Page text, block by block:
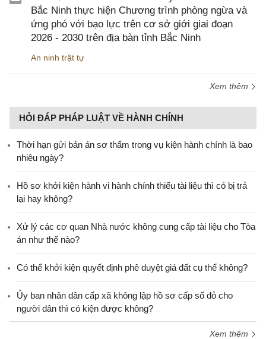
Bắc Ninh thực hiện Chương trình phòng ngừa và
ứng phó với bạo lực trên cơ sở giới giai đoạn
2026 - 2030 trên địa bàn tỉnh Bắc Ninh
An ninh trật tự
Xem thêm
HỎI ĐÁP PHÁP LUẬT VỀ HÀNH CHÍNH
Thời hạn gửi bản án sơ thẩm trong vụ kiện hành chính là bao
nhiêu ngày?
Hồ sơ khởi kiện hành vi hành chính thiếu tài liệu thì có bị trả
lại hay không?
Xử lý các cơ quan Nhà nước không cung cấp tài liệu cho Tòa
án như thế nào?
Có thể khởi kiện quyết định phê duyệt giá đất cụ thể không?
Ủy ban nhân dân cấp xã không lập hồ sơ cấp sổ đỏ cho
người dân thì có kiện được không?
Xem thêm